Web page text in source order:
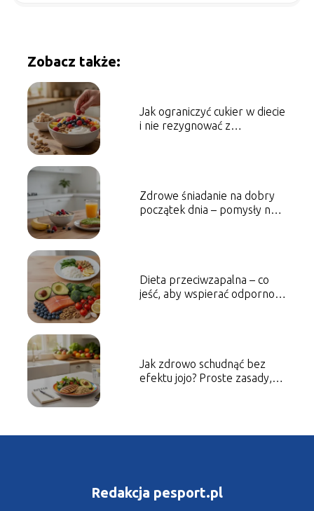
Zobacz także:
Jak ograniczyć cukier w diecie
i nie rezygnować z
Zdrowe śniadanie na dobry
początek dnia – pomysły na
Dieta przeciwzapalna – co
jeść, aby wspierać odporność
Jak zdrowo schudnąć bez
efektu jojo? Proste zasady,
Redakcja pesport.pl